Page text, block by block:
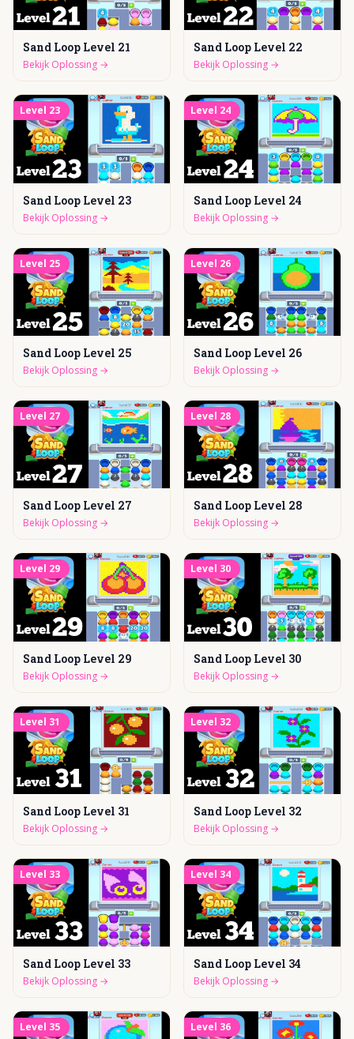
Sand Loop Level 21
Bekijk Oplossing →
Sand Loop Level 22
Bekijk Oplossing →
Level 23
Sand Loop Level 23
Bekijk Oplossing →
Level 24
Sand Loop Level 24
Bekijk Oplossing →
Level 25
Sand Loop Level 25
Bekijk Oplossing →
Level 26
Sand Loop Level 26
Bekijk Oplossing →
Level 27
Sand Loop Level 27
Bekijk Oplossing →
Level 28
Sand Loop Level 28
Bekijk Oplossing →
Level 29
Sand Loop Level 29
Bekijk Oplossing →
Level 30
Sand Loop Level 30
Bekijk Oplossing →
Level 31
Sand Loop Level 31
Bekijk Oplossing →
Level 32
Sand Loop Level 32
Bekijk Oplossing →
Level 33
Sand Loop Level 33
Bekijk Oplossing →
Level 34
Sand Loop Level 34
Bekijk Oplossing →
Level 35 Level 36